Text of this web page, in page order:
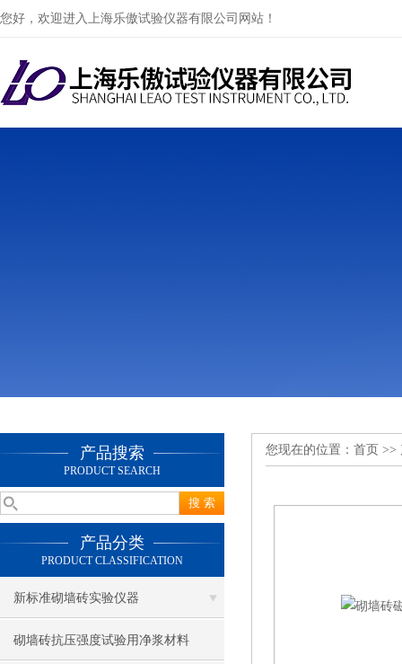
您好，欢迎进入上海乐傲试验仪器有限公司网站！
产品搜索
PRODUCT SEARCH
产品分类
PRODUCT CLASSIFICATION
新标准砌墙砖实验仪器
砌墙砖抗压强度试验用净浆材料
您现在的位置： 首页 >>